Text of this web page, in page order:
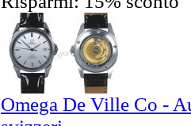
Omega De Ville Co -